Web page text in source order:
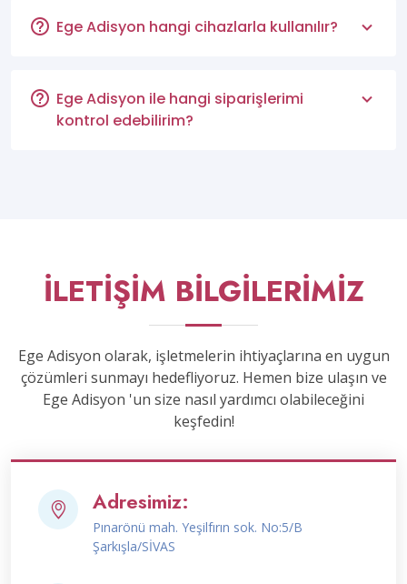
Ege Adisyon hangi cihazlarla kullanılır?
Ege Adisyon ile hangi siparişlerimi
kontrol edebilirim?
İLETİŞİM BİLGİLERİMİZ
Ege Adisyon olarak, işletmelerin ihtiyaçlarına en uygun
çözümleri sunmayı hedefliyoruz. Hemen bize ulaşın ve
Ege Adisyon 'un size nasıl yardımcı olabileceğini
keşfedin!
Adresimiz:
Pınarönü mah. Yeşilfırın sok. No:5/B
Şarkışla/SİVAS